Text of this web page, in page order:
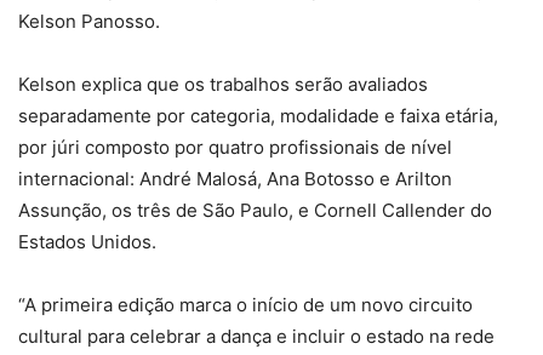
Kelson Panosso.
Kelson explica que os trabalhos serão avaliados
separadamente por categoria, modalidade e faixa etária,
por júri composto por quatro profissionais de nível
internacional: André Malosá, Ana Botosso e Arilton
Assunção, os três de São Paulo, e Cornell Callender do
Estados Unidos.
“A primeira edição marca o início de um novo circuito
cultural para celebrar a dança e incluir o estado na rede